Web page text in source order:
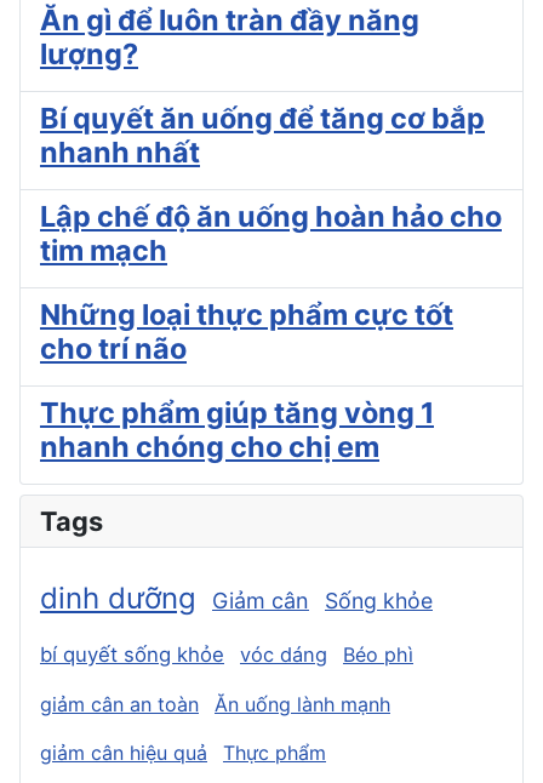
Ăn gì để luôn tràn đầy năng
lượng?
Bí quyết ăn uống để tăng cơ bắp
nhanh nhất
Lập chế độ ăn uống hoàn hảo cho
tim mạch
Những loại thực phẩm cực tốt
cho trí não
Thực phẩm giúp tăng vòng 1
nhanh chóng cho chị em
Tags
dinh dưỡng Giảm cân Sống khỏe
bí quyết sống khỏe vóc dáng Béo phì
giảm cân an toàn
Ăn uống lành mạnh
giảm cân hiệu quả
Thực phẩm